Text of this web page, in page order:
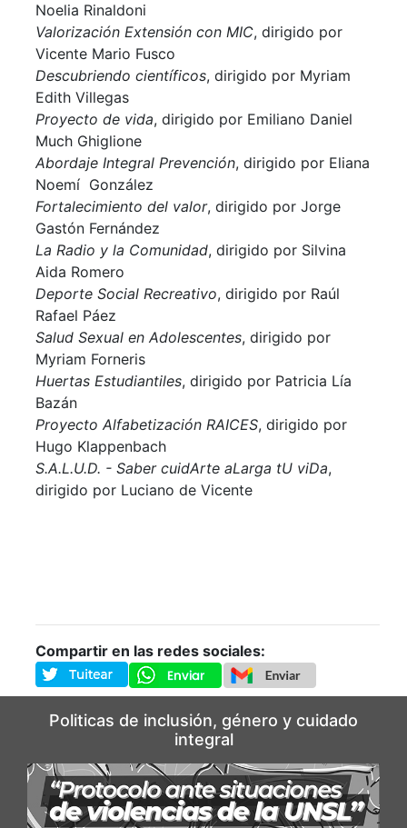
Noelia Rinaldoni
Valorización Extensión con MIC, dirigido por
Vicente Mario Fusco
Descubriendo científicos, dirigido por Myriam
Edith Villegas
Proyecto de vida, dirigido por Emiliano Daniel
Much Ghiglione
Abordaje Integral Prevención, dirigido por Eliana
Noemí González
Fortalecimiento del valor, dirigido por Jorge
Gastón Fernández
La Radio y la Comunidad, dirigido por Silvina
Aida Romero
Deporte Social Recreativo, dirigido por Raúl
Rafael Páez
Salud Sexual en Adolescentes, dirigido por
Myriam Forneris
Huertas Estudiantiles, dirigido por Patricia Lía
Bazán
Proyecto Alfabetización RAICES, dirigido por
Hugo Klappenbach
S.A.L.U.D. - Saber cuidArte aLarga tU viDa,
dirigido por Luciano de Vicente
Compartir en las redes sociales:
Politicas de inclusión, género y cuidado
integral